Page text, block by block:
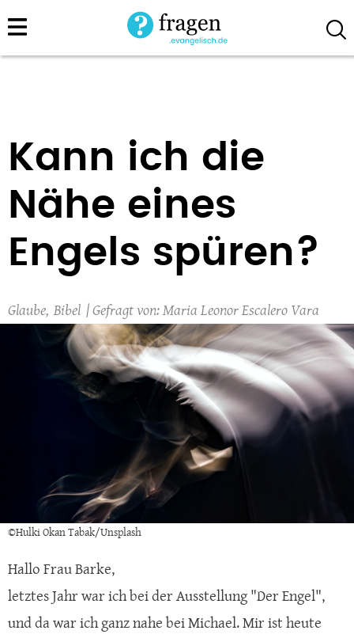
Direkt
zum
Kann ich die
Nähe eines
Engels spüren?
Glaube Bibel Maria Leonor Escalero Vara
©Hulki Okan Tabak/Unsplash
Hallo Frau Barke,
letztes Jahr war ich bei der Ausstellung "Der Engel",
und da war ich ganz nahe bei Michael. Mir ist heute